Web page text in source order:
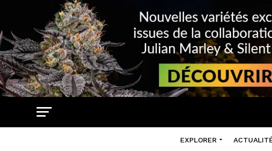
EXPLORER